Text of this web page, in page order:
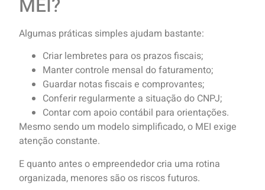
MEI?
Algumas práticas simples ajudam bastante:
Criar lembretes para os prazos fiscais;
Manter controle mensal do faturamento;
Guardar notas fiscais e comprovantes;
Conferir regularmente a situação do CNPJ;
Contar com apoio contábil para orientações.
Mesmo sendo um modelo simplificado, o MEI exige
atenção constante.
E quanto antes o empreendedor cria uma rotina
organizada, menores são os riscos futuros.